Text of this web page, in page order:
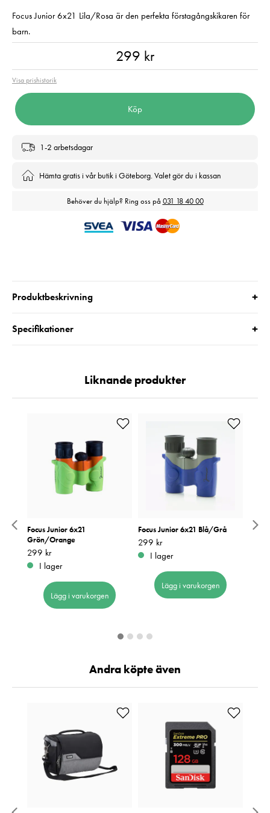
Focus Junior 6x21 Lila/Rosa är den perfekta förstagångskikaren för
barn.
299 kr
Visa prishistorik
Köp
1-2 arbetsdagar
Hämta gratis i vår butik i Göteborg. Valet gör du i kassan
Behöver du hjälp? Ring oss på 031 18 40 00
Produktbeskrivning +
Specifikationer +
Liknande produkter
Focus Junior 6x21
Grön/Orange
Pris: 299 kr
299 kr
I lager
Lägg i varukorgen
Focus Junior 6x21 Blå/Grå
Pris: 299 kr
299 kr
I lager
Lägg i varukorgen
Andra köpte även